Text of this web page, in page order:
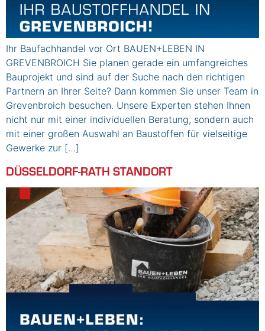
Ihr Baufachhandel vor Ort BAUEN+LEBEN IN
GREVENBROICH Sie planen gerade ein umfangreiches
Bauprojekt und sind auf der Suche nach den richtigen
Partnern an Ihrer Seite? Dann kommen Sie unser Team in
Grevenbroich besuchen. Unsere Experten stehen Ihnen
nicht nur mit einer individuellen Beratung, sondern auch
mit einer großen Auswahl an Baustoffen für vielseitige
Gewerke zur […]
DÜSSELDORF-RATH STANDORT